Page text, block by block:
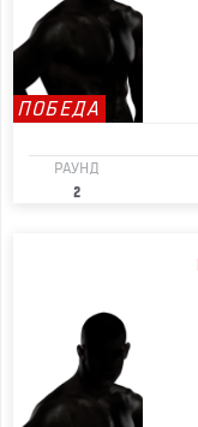
ПОБЕДА
РАУНД
2